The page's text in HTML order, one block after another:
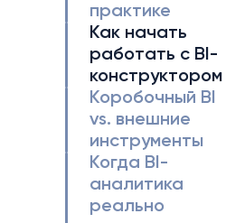
практике
Как начать
работать с BI-
конструктором
Коробочный BI
vs. внешние
инструменты
Когда BI-
аналитика
реально